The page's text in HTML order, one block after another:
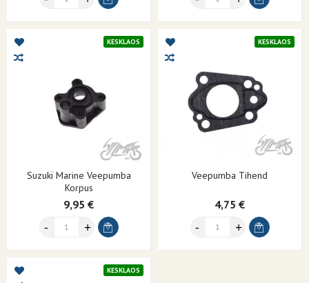
KESKLAOS
Suzuki Marine Veepumba
Korpus
9,95 €
KESKLAOS
Veepumba Tihend
4,75 €
KESKLAOS